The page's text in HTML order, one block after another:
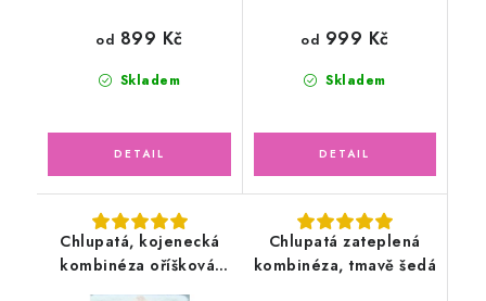
Skladem
od 899 Kč
Skladem
od 999 Kč
Chlupatá, kojenecká
kombinéza oříšková,
medvídek mýval
Chlupatá zateplená
kombinéza, tmavě šedá